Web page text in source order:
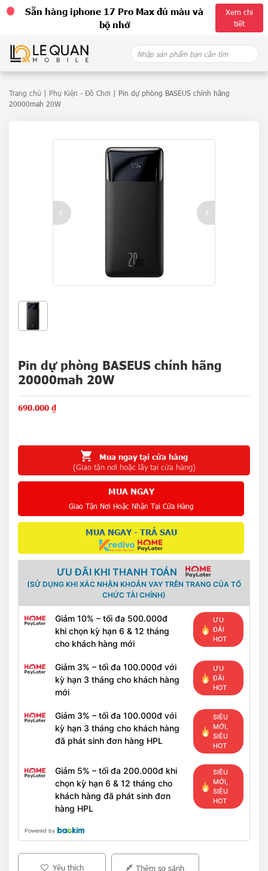
Sẵn hàng iphone 17 Pro Max đủ màu và
bộ nhớ
Xem chi
tiết
content
Search
for:
Trang chủ Phụ Kiện - Đồ Chơi | Pin dự phòng BASEUS chính hãng
20000mah 20W
Pin dự phòng BASEUS chính hãng
20000mah 20W
690.000 ₫
Mua ngay tại cửa hàng
(Giao tận nơi hoặc lấy tại cửa hàng)
MUA NGAY
Giao Tận Nơi Hoặc Nhận Tại Cửa Hàng
MUA NGAY - TRẢ SAU
ƯU ĐÃI KHI THANH TOÁN
(SỬ DỤNG KHI XÁC NHẬN KHOẢN VAY TRÊN TRANG CỦA TỔ
CHỨC TÀI CHÍNH)
Giảm 10% – tối đa 500.000đ
khi chọn kỳ hạn 6 & 12 tháng
cho khách hàng mới
ƯU
ĐÃI
HOT
Giảm 3% – tối đa 100.000đ với
kỳ hạn 3 tháng cho khách hàng
mới
ƯU
ĐÃI
HOT
Giảm 3% – tối đa 100.000đ với
kỳ hạn 3 tháng cho khách hàng
đã phát sinh đơn hàng HPL
SIÊU
MỚI,
SIÊU
HOT
Giảm 5% – tối đa 200.000đ khi
chọn kỳ hạn 6 & 12 tháng cho
khách hàng đã phát sinh đơn
hàng HPL
SIÊU
MỚI,
SIÊU
HOT
Powered by
Yêu thích Thêm so sánh